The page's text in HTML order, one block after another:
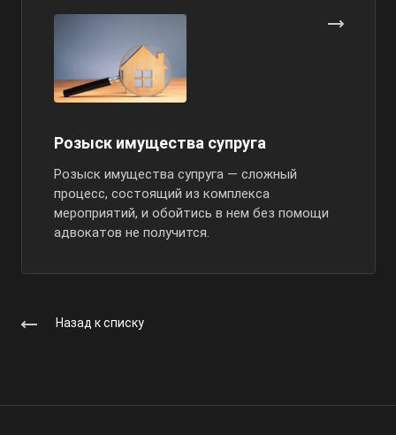
Розыск имущества супруга
Розыск имущества супруга — сложный
процесс, состоящий из комплекса
мероприятий, и обойтись в нем без помощи
адвокатов не получится.
Назад к списку